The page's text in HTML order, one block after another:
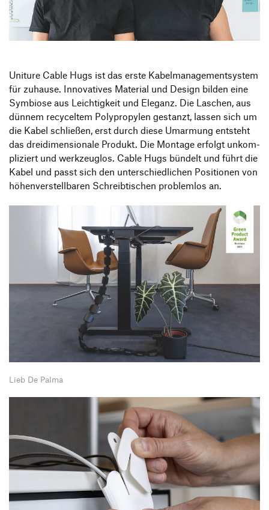
Unternehmen
HfG-Netzwerk
Informationsveranstaltungen
Uniture Cable Hugs ist das erste Kabel­ma­nage­ment­system
für zuhause. Inno­va­tives Mate­rial und Design bilden eine
Symbiose aus Leich­tig­keit und Eleganz. Die Laschen, aus
dünnem recy­celtem Poly­pro­pylen gestanzt, lassen sich um
die Kabel schließen, erst durch diese Umar­mung entsteht
das drei­di­men­sio­nale Produkt. Die Montage erfolgt unkom­
pli­ziert und werk­zeuglos. Cable Hugs bündelt und führt die
Kabel und passt sich den unter­schied­li­chen Posi­tionen von
höhen­ver­stell­baren Schreib­ti­schen problemlos an.
Lieb De Palma